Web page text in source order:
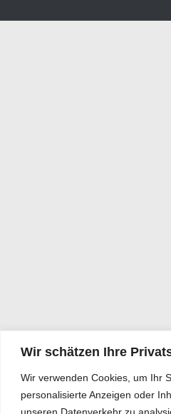
Wir schätzen Ihre
Wir verwenden Cookies, um Ihr
personalisierte Anzeigen oder
unseren Datenverkehr zu